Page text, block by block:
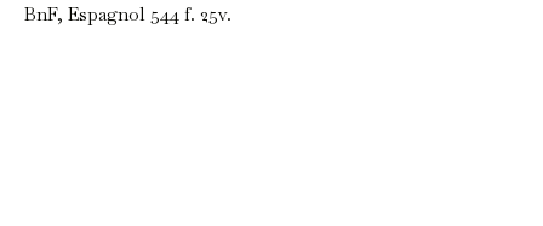
BnF, Espagnol 544 f. 25v.